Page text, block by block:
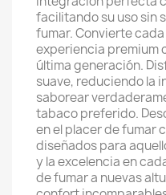
facilitando su uso sin
fumar. Convierte
experiencia premium
última generación.
suave, reduciendo la
saborear
tabaco preferido.
en el placer de fumar
diseñados para
y la excelencia en
de fumar a nuevas